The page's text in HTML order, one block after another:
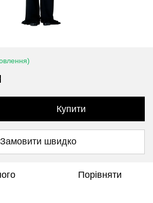
Купити
Замовити швидко
Порівняти